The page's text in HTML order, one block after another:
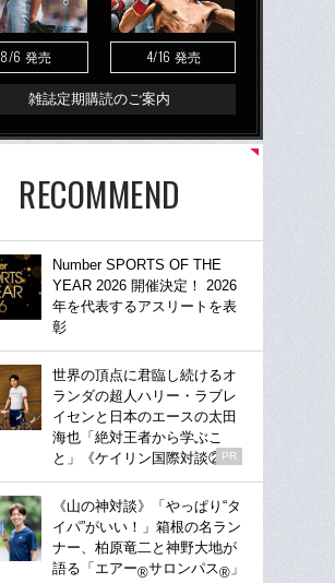
8/6 発売 4/16 発売
雑誌定期購読のご案内
RECOMMEND
Number SPORTS OF THE
YEAR 2026 開催決定！ 2026
年を代表するアスリートを表
彰
世界の頂点に君臨し続けるオ
ランダの超人ハリー・ラブレ
イセンと日本のエースの太田
海也「絶対王者から学ぶこ
と」《ケイリン国際対談②》
PR
《山の神対談》「やっぱり“タ
イパ”がいい！」箱根の名ラン
ナー、柏原竜二と神野大地が
語る「エアー®サロンパス® 」